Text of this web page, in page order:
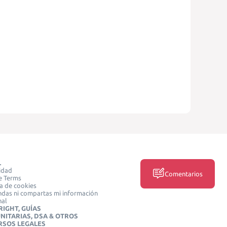
Terms
de cookies
ni compartas mi información
GUÍAS
DSA & OTROS
LEGALES
Comentarios